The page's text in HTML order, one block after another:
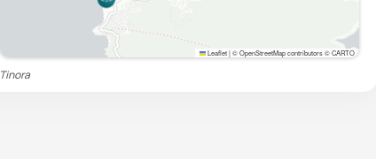
Leaflet|© OpenStreetMap contributors © CARTO
Tinora